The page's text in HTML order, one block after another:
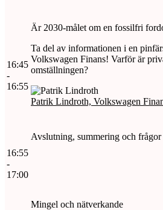
16:45
-
16:55
Är 2030-målet om en fossilfri
Ta del av informationen i en
Volkswagen Finans! Varför är
omställningen?
Patrik Lindroth, Volkswagen
16:55
-
17:00
Avslutning, summering och frågor
Mingel och nätverkande